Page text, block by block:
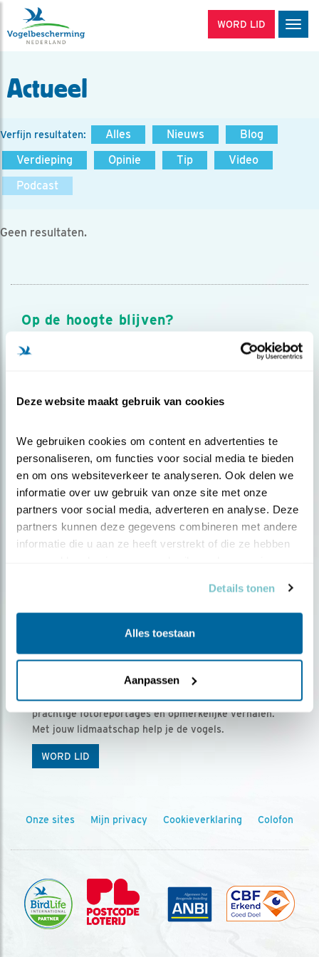
Deze website maakt gebruik van cookies
We gebruiken cookies om content en advertenties te
personaliseren, om functies voor social media te bieden
en om ons websiteverkeer te analyseren. Ook delen we
informatie over uw gebruik van onze site met onze
partners voor social media, adverteren en analyse. Deze
partners kunnen deze gegevens combineren met andere
informatie die u aan ze heeft verstrekt of die ze hebben
Details tonen
Alles toestaan
Aanpassen
WORD LID
Actueel
Verfijn resultaten: Alles Nieuws
Blog
Verdieping
Opinie Tip
Video
Podcast
Geen resultaten.
Op de hoogte blijven?
Meld je aan en ontvang nieuws, inspiratie, acties en tips
over vogels en activiteiten van Vogelbescherming.
Ontvang 5 x Vogels voor € 36,00 per jaar
Vogels is het tijdschrift voor onze leden, met
prachtige fotoreportages en opmerkelijke verhalen.
Met jouw lidmaatschap help je de vogels.
WORD LID
Onze sites Mijn privacy Cookieverklaring Colofon